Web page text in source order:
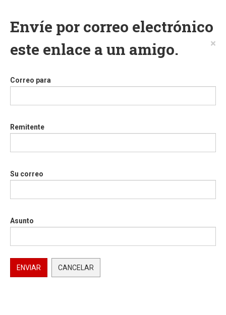
Envíe por correo electrónico
este enlace a un amigo.
×
Correo para
Remitente
Su correo
Asunto
ENVIAR CANCELAR